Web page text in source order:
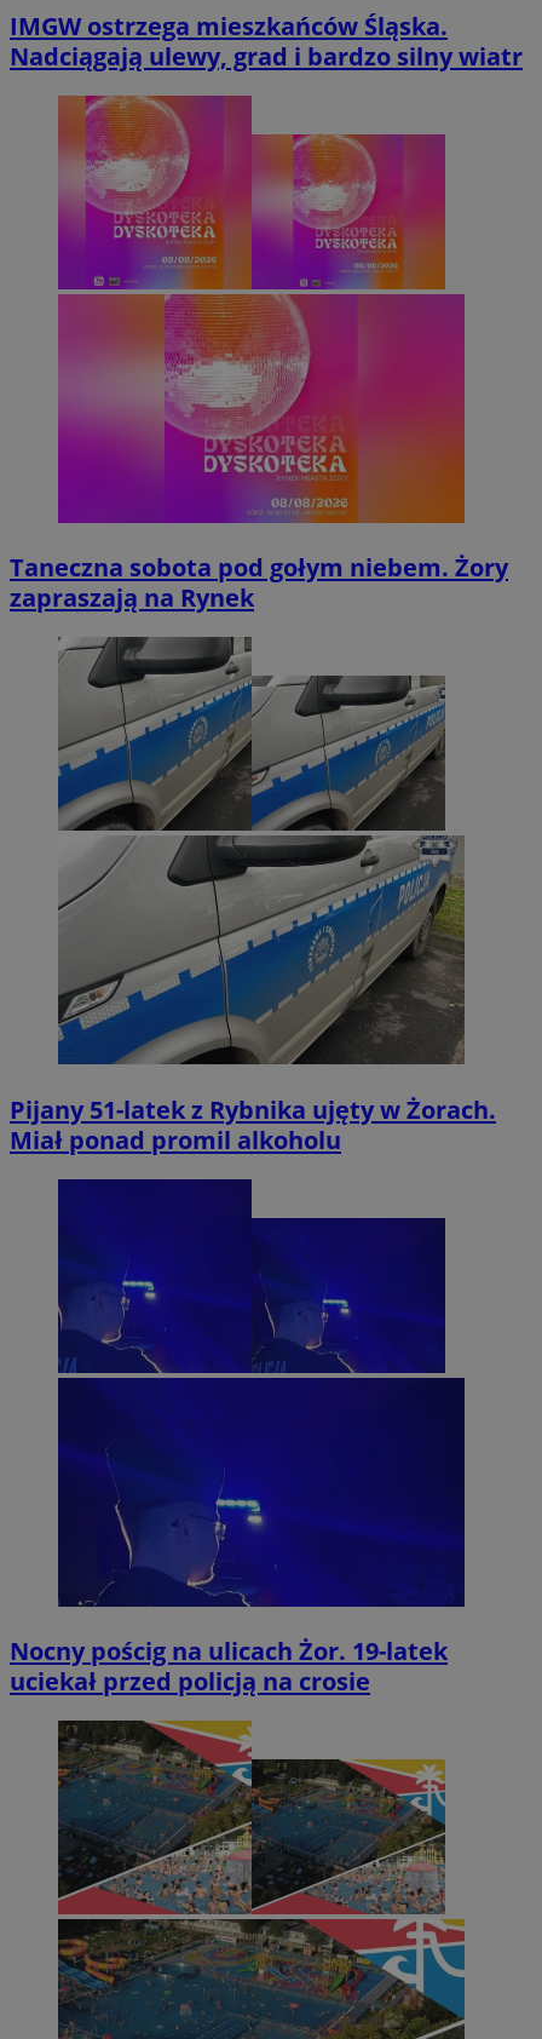
IMGW ostrzega mieszkańców Śląska.
Nadciągają ulewy, grad i bardzo silny wiatr
Taneczna sobota pod gołym niebem. Żory
zapraszają na Rynek
Pijany 51-latek z Rybnika ujęty w Żorach.
Miał ponad promil alkoholu
Nocny pościg na ulicach Żor. 19-latek
uciekał przed policją na crosie